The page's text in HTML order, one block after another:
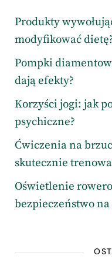
Produkty
modyfikować
Pompki
dają efekty?
Korzyści jogi: jak
psychiczne?
Ćwiczenia na
skutecznie
Oświetlenie
bezpieczeństwo na